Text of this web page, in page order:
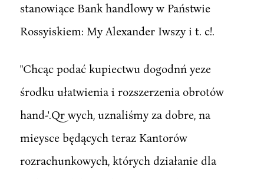
stanowiące Bank handlowy w Państwie
Rossyiskiem: My Alexander Iwszy i t. c!.
"Chcąc podać kupiectwu dogodnń yeze
środku ułatwienia i rozszerzenia obrotów
hand-'.Qr wych, uznaliśmy za dobre, na
mieysce będących teraz Kantorów
rozrachunkowych, których działanie dla